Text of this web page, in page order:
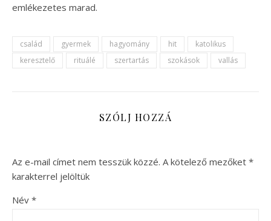
emlékezetes marad.
család gyermek hagyomány hit
katolikus
keresztelő
rituálé szertartás szokások vallás
SZÓLJ HOZZÁ
Az e-mail címet nem tesszük közzé. A kötelező mezőket *
karakterrel jelöltük
Név *